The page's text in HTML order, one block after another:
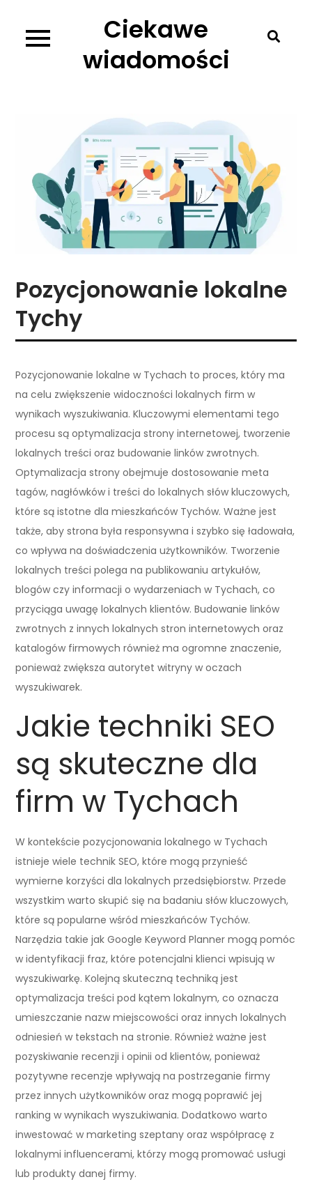
content
Ciekawe
wiadomości
Pozycjonowanie lokalne
Tychy
Pozycjonowanie lokalne w Tychach to proces, który ma
na celu zwiększenie widoczności lokalnych firm w
wynikach wyszukiwania. Kluczowymi elementami tego
procesu są optymalizacja strony internetowej, tworzenie
lokalnych treści oraz budowanie linków zwrotnych.
Optymalizacja strony obejmuje dostosowanie meta
tagów, nagłówków i treści do lokalnych słów kluczowych,
które są istotne dla mieszkańców Tychów. Ważne jest
także, aby strona była responsywna i szybko się ładowała,
co wpływa na doświadczenia użytkowników. Tworzenie
lokalnych treści polega na publikowaniu artykułów,
blogów czy informacji o wydarzeniach w Tychach, co
przyciąga uwagę lokalnych klientów. Budowanie linków
zwrotnych z innych lokalnych stron internetowych oraz
katalogów firmowych również ma ogromne znaczenie,
ponieważ zwiększa autorytet witryny w oczach
wyszukiwarek.
Jakie techniki SEO
są skuteczne dla
firm w Tychach
W kontekście pozycjonowania lokalnego w Tychach
istnieje wiele technik SEO, które mogą przynieść
wymierne korzyści dla lokalnych przedsiębiorstw. Przede
wszystkim warto skupić się na badaniu słów kluczowych,
które są popularne wśród mieszkańców Tychów.
Narzędzia takie jak Google Keyword Planner mogą pomóc
w identyfikacji fraz, które potencjalni klienci wpisują w
wyszukiwarkę. Kolejną skuteczną techniką jest
optymalizacja treści pod kątem lokalnym, co oznacza
umieszczanie nazw miejscowości oraz innych lokalnych
odniesień w tekstach na stronie. Również ważne jest
pozyskiwanie recenzji i opinii od klientów, ponieważ
pozytywne recenzje wpływają na postrzeganie firmy
przez innych użytkowników oraz mogą poprawić jej
ranking w wynikach wyszukiwania. Dodatkowo warto
inwestować w marketing szeptany oraz współpracę z
lokalnymi influencerami, którzy mogą promować usługi
lub produkty danej firmy.